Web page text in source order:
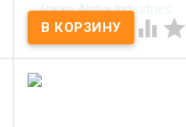
В наличии  